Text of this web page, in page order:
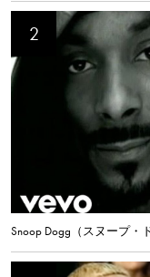
Snoop Dogg（スヌープ・